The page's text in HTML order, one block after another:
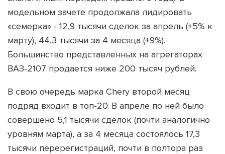
модельном зачете продолжала лидировать
«семерка» - 12,9 тысячи сделок за апрель (+5% к
марту), 44,3 тысячи за 4 месяца (+9%).
Большинство представленных на агрегаторах
ВАЗ-2107 продается ниже 200 тысяч рублей.
В свою очередь марка Chery второй месяц
подряд входит в топ-20. В апреле по ней было
совершено 5,1 тысячи сделок (почти аналогично
уровням марта), а за 4 месяца состоялось 17,3
тысячи перерегистраций, почти в полтора раз